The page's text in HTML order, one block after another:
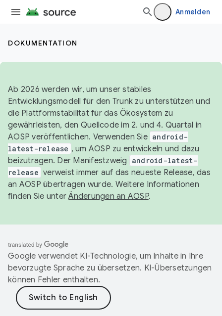
Anmelden
DOKUMENTATION
Ab 2026 werden wir, um unser stabiles
Entwicklungsmodell für den Trunk zu unterstützen und
die Plattformstabilität für das Ökosystem zu
gewährleisten, den Quellcode im 2. und 4. Quartal in
AOSP veröffentlichen. Verwenden Sie android-
latest-release , um AOSP zu entwickeln und dazu
beizutragen. Der Manifestzweig
android-latest-
release verweist immer auf das neueste Release, das
an AOSP übertragen wurde. Weitere Informationen
finden Sie unterÄnderungen an AOSP.
Google verwendet KI-Technologie, um Inhalte in Ihre
bevorzugte Sprache zu übersetzen. KI-Übersetzungen
können Fehler enthalten.